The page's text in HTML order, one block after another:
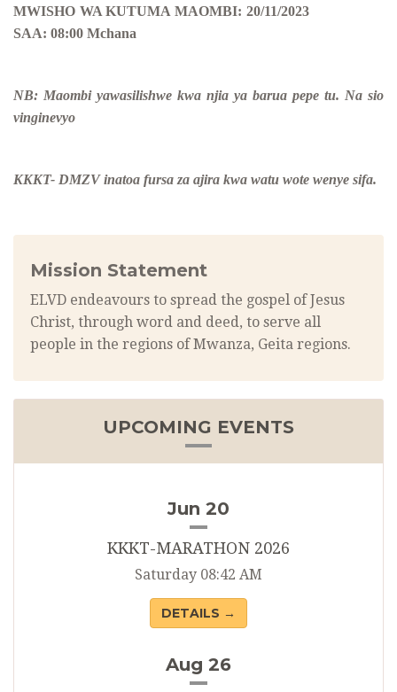
MWISHO WA KUTUMA MAOMBI: 20/11/2023
SAA: 08:00 Mchana
NB: Maombi yawasilishwe kwa njia ya barua pepe tu. Na sio
vinginevyo
KKKT- DMZV inatoa fursa za ajira kwa watu wote wenye sifa.
Mission Statement
ELVD endeavours to spread the gospel of Jesus
Christ, through word and deed, to serve all
people in the regions of Mwanza, Geita regions.
UPCOMING EVENTS
Jun 20
KKKT-MARATHON 2026
Saturday 08:42 AM
DETAILS →
Aug 26